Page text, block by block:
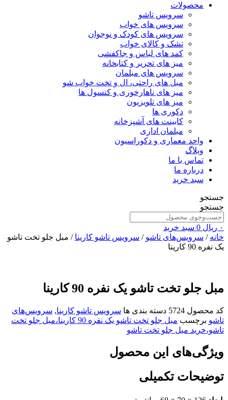
محصولات
سرویس تاشو
سرویس های خواب
سرویس های کودک و نوجوان
تشک و کالای خواب
کمد های لباس و جاکفشی
میز های تحریر و کتابخانه
سرویس های مبلمان
مبل های راحتی، ال و تخت خواب شو
میز های ناهارخوری و کنسول ها
میز های تلویزیون
دکوری ها
کابینت های آشپزخانه
مبلمان اداری
واحد معماری و دکوراسیون
وبلاگ
تماس با ما
درباره ما
سبد خرید
جستجو
جستجو
۰ ریال 0 سبد خرید
خانه / سرویس‌های تاشو / سرویس تاشو کارینا / مبل جلو تخت تاشو
یک نفره 90 کارینا
مبل جلو تخت تاشو یک نفره 90 کارینا
کد محصول 5724 دسته بندی ها سرویس تاشو کارینا, سرویس‌های
تاشو برچسب
مبل جلو تخت تاشو یک نفره 90 کارینا،مبل جلو تخت
تاشو،خرید مبل جلو تخت تاشو
ویژگی‌های این محصول
توضیحات تکمیلی